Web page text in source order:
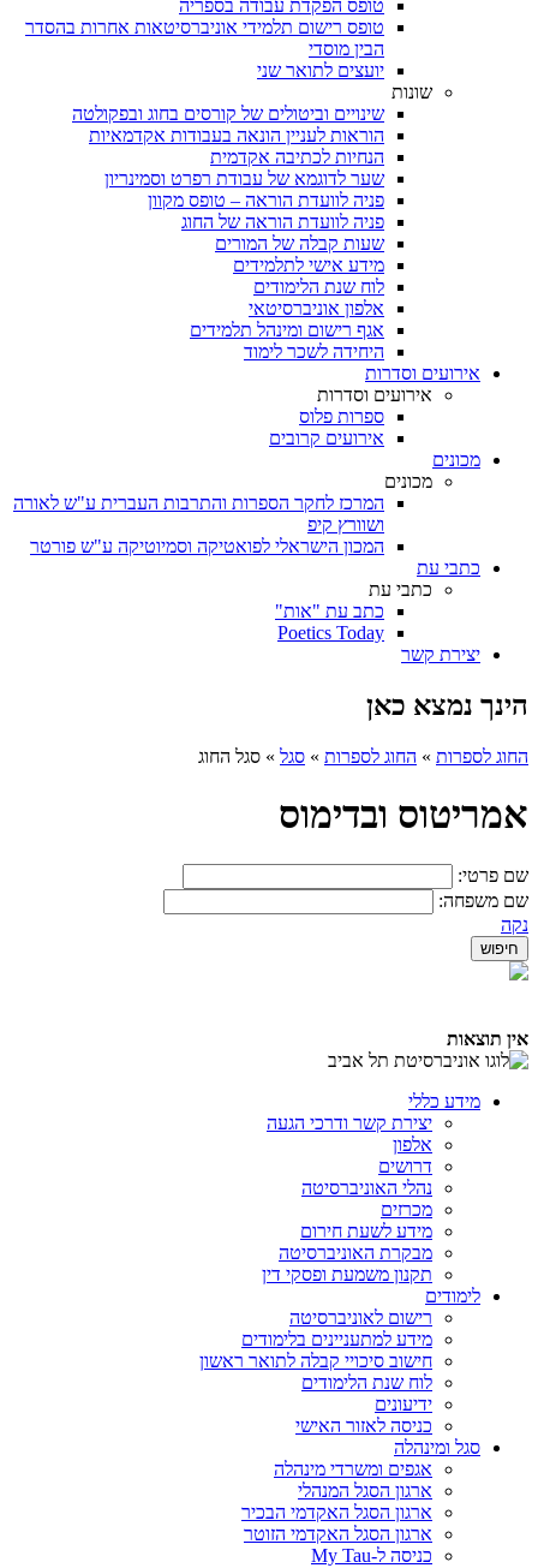
טופס הפקדת עבודה בספריה
טופס רישום תלמידי אוניברסיטאות אחרות בהסדר
הבין מוסדי
יועצים לתואר שני
שונות
שינויים וביטולים של קורסים בחוג ובפקולטה
הוראות לעניין הונאה בעבודות אקדמאיות
הנחיות לכתיבה אקדמית
שער לדוגמא של עבודת רפרט וסמינריון
פניה לוועדת הוראה – טופס מקוון
פניה לוועדת הוראה של החוג
שעות קבלה של המורים
מידע אישי לתלמידים
לוח שנת הלימודים
אלפון אוניברסיטאי
אגף רישום ומינהל תלמידים
היחידה לשכר לימוד
אירועים וסדרות
אירועים וסדרות
ספרות פלוס
אירועים קרובים
מכונים
מכונים
המרכז לחקר הספרות והתרבות העברית ע"ש לאורה
ושוורץ קיפ
המכון הישראלי לפואטיקה וסמיוטיקה ע"ש פורטר
כתבי עת
כתבי עת
כתב עת "אות"
Poetics Today
יצירת קשר
הינך נמצא כאן
החוג לספרות » החוג לספרות » סגל » סגל החוג
אמריטוס ובדימוס
שם פרטי:
שם משפחה:
נקה
אין תוצאות
מידע כללי
יצירת קשר ודרכי הגעה
אלפון
דרושים
נהלי האוניברסיטה
מכרזים
מידע לשעת חירום
מבקרת האוניברסיטה
תקנון משמעת ופסקי דין
לימודים
רישום לאוניברסיטה
מידע למתעניינים בלימודים
חישוב סיכויי קבלה לתואר ראשון
לוח שנת הלימודים
ידיעונים
כניסה לאזור האישי
סגל ומינהלה
אגפים ומשרדי מינהלה
ארגון הסגל המנהלי
ארגון הסגל האקדמי הבכיר
ארגון הסגל האקדמי הזוטר
כניסה ל-My Tau